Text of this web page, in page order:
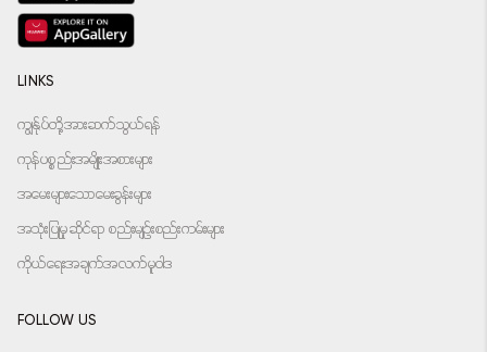
LINKS
ကျွန်ုပ်တို့အားဆက်သွယ်ရန်
ကုန်ပစ္စည်းအမျိုးအစားများ
အမေးများသောမေးခွန်းများ
အသုံးပြုမှုဆိုင်ရာ စည်းမျဉ်းစည်းကမ်းများ
ကိုယ်ရေးအချက်အလက်မူဝါဒ
FOLLOW US